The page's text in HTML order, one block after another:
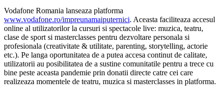
Vodafone Romania lanseaza platforma
www.vodafone.ro/impreunamaiputernici. Aceasta faciliteaza accesul
online al utilizatorilor la cursuri si spectacole live: muzica, teatru,
clase de sport si masterclasses pentru dezvoltare personala si
profesionala (creativitate & utilitate, parenting, storytelling, actorie
etc.). Pe langa oportunitatea de a putea accesa continut de calitate,
utilizatorii au posibilitatea de a sustine comunitatile pentru a trece cu
bine peste aceasta pandemie prin donatii directe catre cei care
realizeaza momentele de teatru, muzica si masterclasses in platforma.